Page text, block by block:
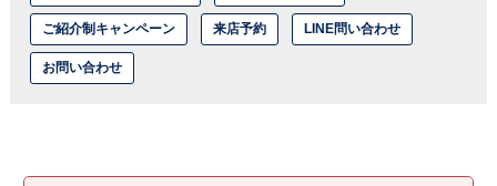
ご紹介制キャンペーン 来店予約 LINE問い合わせ
お問い合わせ